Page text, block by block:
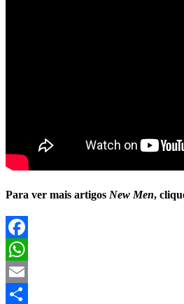
Para ver mais artigos New Men,
Facebook
WhatsApp
Email